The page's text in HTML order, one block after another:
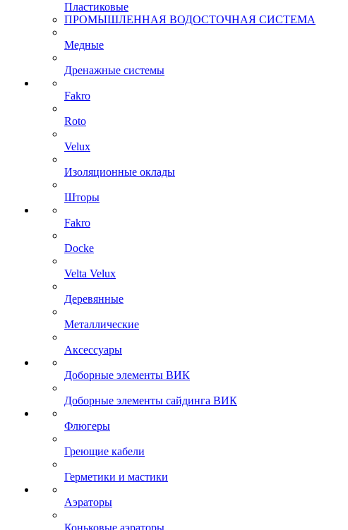
Пластиковые
ПРОМЫШЛЕННАЯ ВОДОСТОЧНАЯ СИСТЕМА
Медные
Дренажные системы
Fakro
Roto
Velux
Изоляционные оклады
Шторы
Fakro
Docke
Velta Velux
Деревянные
Металлические
Аксессуары
Доборные элементы ВИК
Доборные элементы сайдинга ВИК
Флюгеры
Греющие кабели
Герметики и мастики
Аэраторы
Коньковые аэраторы